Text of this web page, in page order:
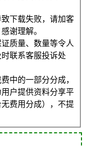
下载失败，请加客
谢理解。
质量、数量等令人
联系客服投诉处
中的一部分分成，
户提供资料分享平
费用分成），不提